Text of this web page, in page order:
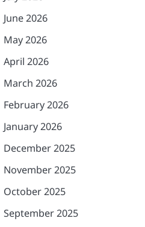
June 2026
May 2026
April 2026
March 2026
February 2026
January 2026
December 2025
November 2025
October 2025
September 2025